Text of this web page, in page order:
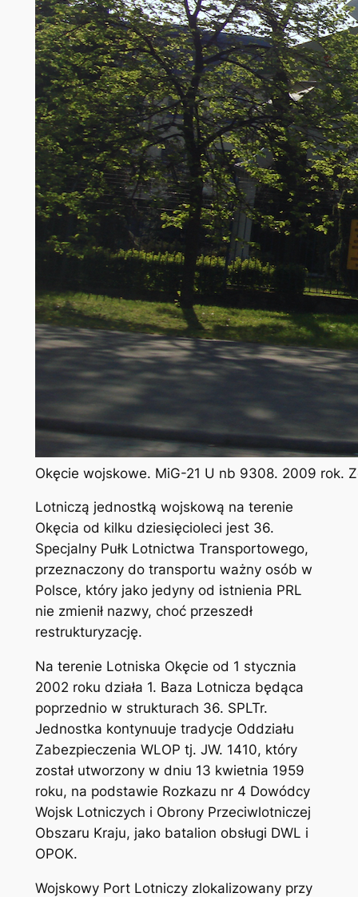
Okęcie wojskowe. MiG-21 U nb 9308. 2009 rok.
Lotniczą jednostką wojskową na terenie
Okęcia od kilku dziesięcioleci jest 36.
Specjalny Pułk Lotnictwa Transportowego,
przeznaczony do transportu ważny osób w
Polsce, który jako jedyny od istnienia PRL
nie zmienił nazwy, choć przeszedł
restrukturyzację.
Na terenie Lotniska Okęcie od 1 stycznia
2002 roku działa 1. Baza Lotnicza będąca
poprzednio w strukturach 36. SPLTr.
Jednostka kontynuuje tradycje Oddziału
Zabezpieczenia WLOP tj. JW. 1410, który
został utworzony w dniu 13 kwietnia 1959
roku, na podstawie Rozkazu nr 4 Dowódcy
Wojsk Lotniczych i Obrony Przeciwlotniczej
Obszaru Kraju, jako batalion obsługi DWL i
OPOK.
Wojskowy Port Lotniczy zlokalizowany przy